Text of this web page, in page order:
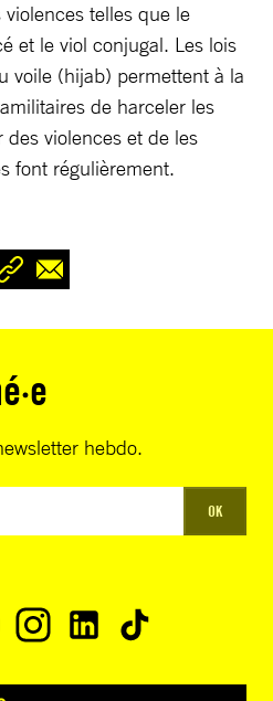
telles que le
et le viol conjugal. Les lois
voile (hijab) permettent à la
de harceler les
violences et de les
font régulièrement.
hebdo.
OK